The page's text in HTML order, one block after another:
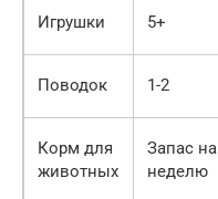
Игрушки 5+
Поводок 1-2
Корм для
животных
Запас на
неделю